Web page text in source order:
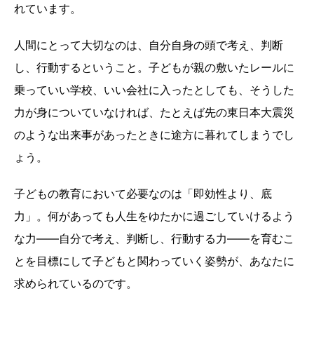
れています。
人間にとって大切なのは、自分自身の頭で考え、判断
し、行動するということ。子どもが親の敷いたレールに
乗っていい学校、いい会社に入ったとしても、そうした
力が身についていなければ、たとえば先の東日本大震災
のような出来事があったときに途方に暮れてしまうでし
ょう。
子どもの教育において必要なのは「即効性より、底
力」。何があっても人生をゆたかに過ごしていけるよう
な力——自分で考え、判断し、行動する力——を育むこ
とを目標にして子どもと関わっていく姿勢が、あなたに
求められているのです。